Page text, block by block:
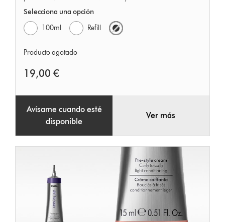
Selecciona una opción
100ml
Refill
Producto agotado
19,00 €
Avísame cuando esté
disponible
Ver más